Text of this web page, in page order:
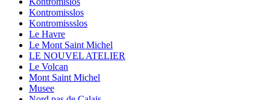
Kontromisslos
Kontromissslos
Le Havre
Le Mont Saint Michel
LE NOUVEL ATELIER
Le Volcan
Mont Saint Michel
Musee